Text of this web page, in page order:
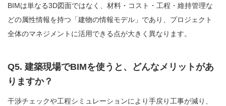
BIMは単なる3D図面ではなく、材料・コスト・工程・維持管理な
どの属性情報を持つ「建物の情報モデル」であり、プロジェクト
全体のマネジメントに活用できる点が大きく異なります。
Q5. 建築現場でBIMを使うと、どんなメリットがあ
りますか？
干渉チェックや工程シミュレーションにより手戻り工事が減り、